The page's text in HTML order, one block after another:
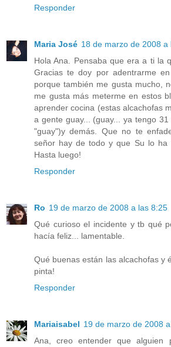
Responder
Maria José 18 de marzo de 2008 a
Hola Ana. Pensaba que era a ti la
Gracias te doy por adentrarme
porque también me gusta mucho,
me gusta más meterme en estos
aprender cocina (estas alcachofas
a gente guay... (guay... ya tengo
"guay")y demás. Que no te
señor hay de todo y que Su lo ha
Hasta luego!
Responder
Ro 19 de marzo de 2008 a las 8:25
Qué curioso el incidente y tb qué
hacía feliz... lamentable.
Qué buenas están las alcachofas y
pinta!
Responder
Mariaisabel 19 de marzo de 2008
Ana, creo entender que